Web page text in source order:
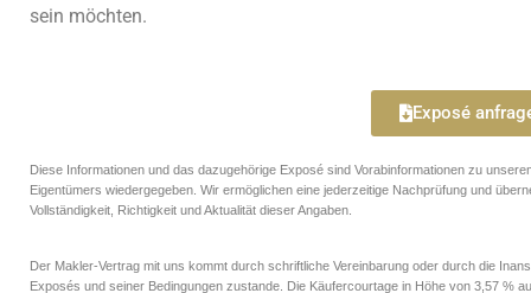
sein möchten.
Exposé
Diese Informationen und das dazugehörige Exposé sind Vorabinformationen zu
Eigentümers wiedergegeben. Wir ermöglichen eine jederzeitige Nachprüfung und
Vollständigkeit, Richtigkeit und Aktualität dieser Angaben.
Der Makler-Vertrag mit uns kommt durch schriftliche Vereinbarung oder durch die
Exposés und seiner Bedingungen zustande. Die Käufercourtage in Höhe von 3,57 %